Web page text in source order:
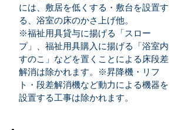
には、敷居を低くする・敷台を設置す
る、浴室の床のかさ上げ他。
※福祉用具貸与に揚げる「スロー
プ」、福祉用具購入に揚げる「浴室内
すのこ」などを置くことによる床段差
解消は除かれます。※昇降機・リフ
ト・段差解消機など動力による機器を
設置する工事は除かれます。